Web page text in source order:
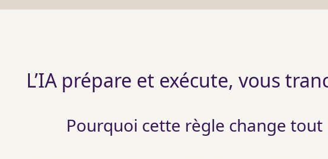
L’IA prépare et exécute, vous
Pourquoi cette règle change tout